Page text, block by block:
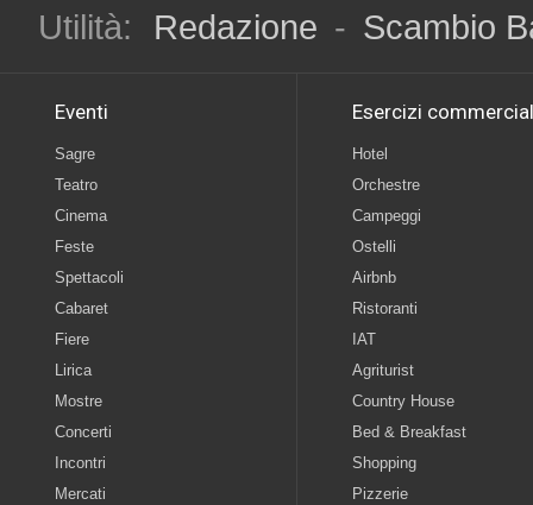
Utilità:
Redazione - Scambio
Eventi
Sagre
Teatro
Cinema
Feste
Spettacoli
Cabaret
Fiere
Lirica
Mostre
Concerti
Incontri
Mercati
Esercizi
Hotel
Orchestre
Campeggi
Ostelli
Airbnb
Ristoranti
IAT
Agriturist
Country House
Bed & Breakfast
Shopping
Pizzerie